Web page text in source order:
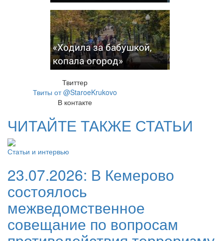
«Ходила за бабушкой,
копала огород»
Твиттер
Твиты от @StaroeKrukovo
В контакте
ЧИТАЙТЕ ТАКЖЕ СТАТЬИ
Статьи и интервью
23.07.2026: В Кемерово
состоялось
межведомственное
совещание по вопросам